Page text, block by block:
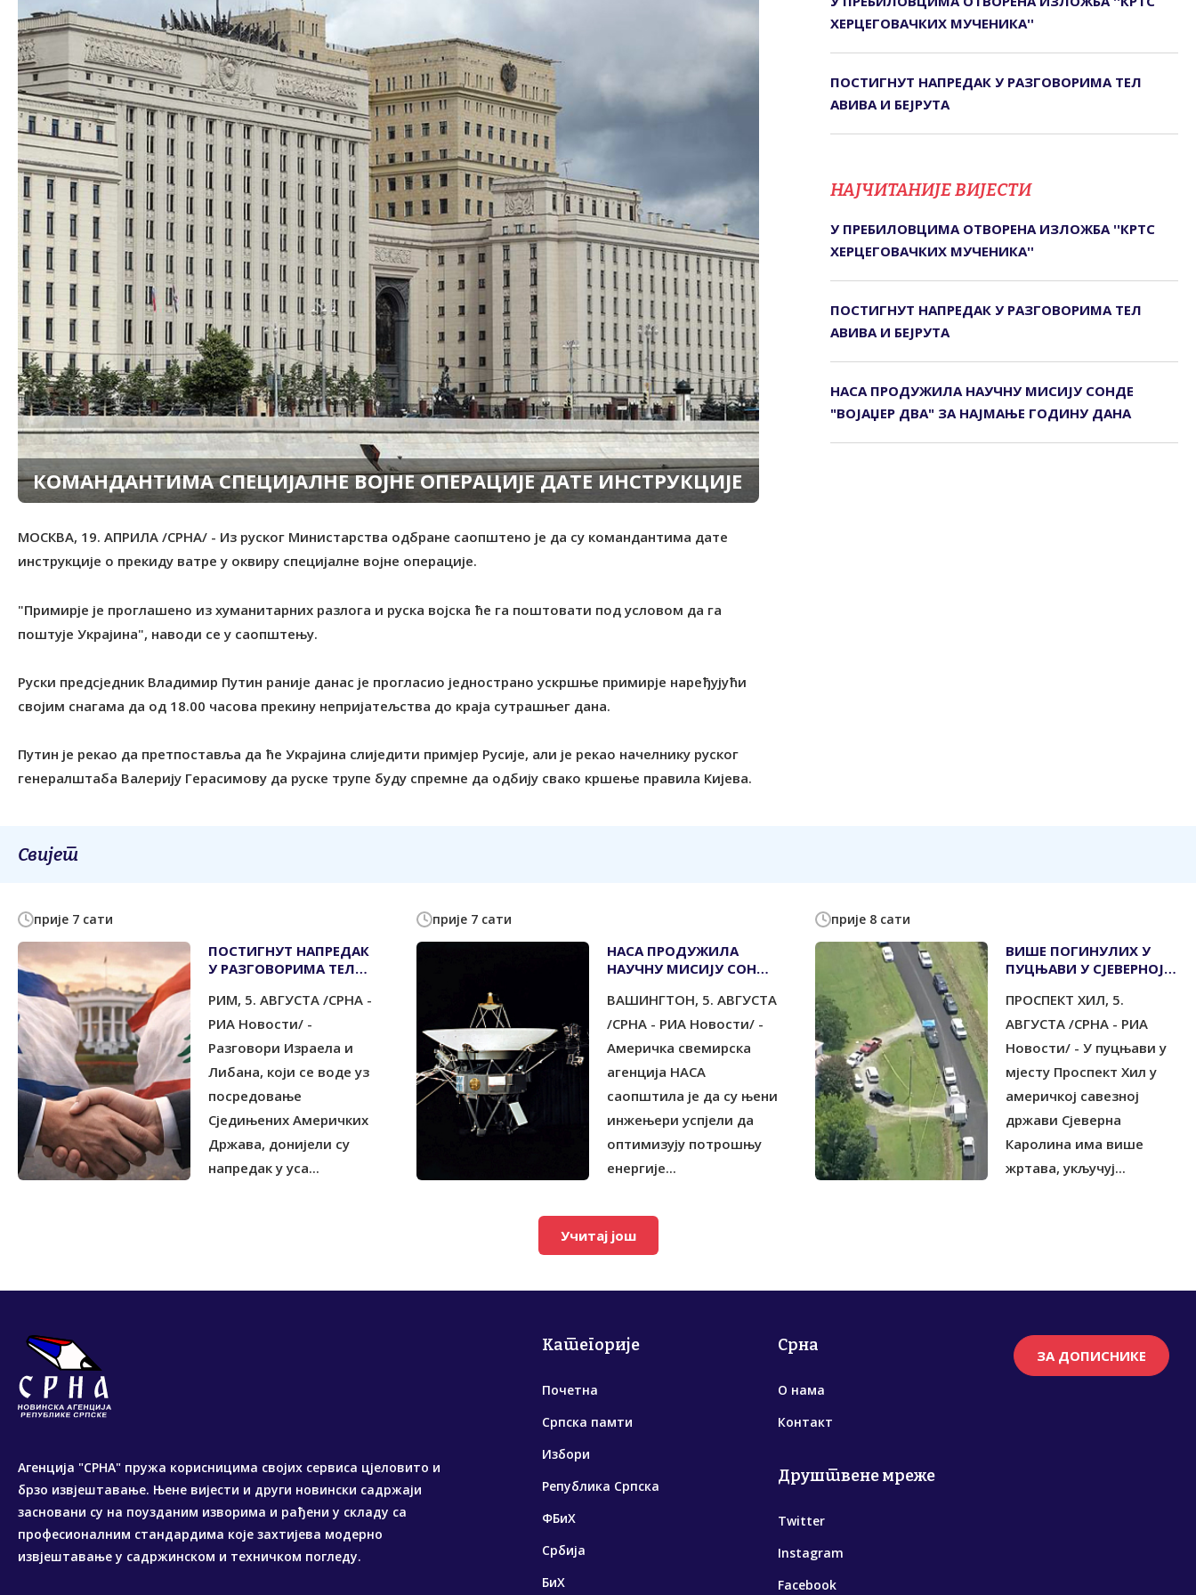
КОМАНДАНТИМА СПЕЦИЈАЛНЕ ВОЈНЕ ОПЕРАЦИЈЕ ДАТЕ ИНСТРУКЦИЈЕ
МОСКВА, 19. АПРИЛА /СРНА/ - Из руског Министарства одбране саопштено је да су командантима дате
инструкције о прекиду ватре у оквиру специјалне војне операције.
"Примирје је проглашено из хуманитарних разлога и руска војска ће га поштовати под условом да га
поштује Украјина", наводи се у саопштењу.
Руски предсједник Владимир Путин раније данас је прогласио једнострано ускршње примирје наређујући
својим снагама да од 18.00 часова прекину непријатељства до краја сутрашњег дана.
Путин је рекао да претпоставља да ће Украјина слиједити примјер Русије, али је рекао начелнику руског
генералштаба Валерију Герасимову да руске трупе буду спремне да одбију свако кршење правила Кијева.
ХЕРЦЕГОВАЧКИХ МУЧЕНИКА''
ПОСТИГНУТ НАПРЕДАК У РАЗГОВОРИМА ТЕЛ
АВИВА И БЕЈРУТА
НАЈЧИТАНИЈЕ ВИЈЕСТИ
У ПРЕБИЛОВЦИМА ОTВОРЕНА ИЗЛОЖБА ''КРTС
ХЕРЦЕГОВАЧКИХ МУЧЕНИКА''
ПОСТИГНУТ НАПРЕДАК У РАЗГОВОРИМА ТЕЛ
АВИВА И БЕЈРУТА
НАСА ПРОДУЖИЛА НАУЧНУ МИСИЈУ СОНДЕ
"ВОЈАЏЕР ДВА" ЗА НАЈМАЊЕ ГОДИНУ ДАНА
Свијет
прије 7 сати
ПОСТИГНУТ НАПРЕДАК
У РАЗГОВОРИМА ТЕЛ
РИМ, 5. АВГУСТА /СРНА -
РИА Новости/ -
Разговори Израела и
Либана, који се воде уз
посредовање
Сједињених Америчких
Држава, донијели су
напредак у уса...
прије 7 сати
НАСА ПРОДУЖИЛА
НАУЧНУ МИСИЈУ СОНДЕ
НАЈМАЊЕ ГОДИНУ ДАНА
ВАШИНГТОН, 5. АВГУСТА
/СРНА - РИА Новости/ -
Америчка свемирска
агенција НАСА
саопштила је да су њени
инжењери успјели да
оптимизују потрошњу
енергије...
прије 8 сати
ВИШЕ ПОГИНУЛИХ У
ПУЦЊАВИ У СЈЕВЕРНОЈ
ПРОСПЕКТ ХИЛ, 5.
АВГУСТА /СРНА - РИА
Новости/ - У пуцњави у
мјесту Проспект Хил у
америчкој савезној
држави Сјеверна
Каролина има више
жртава, укључуј...
Учитај још
Агенција "СРНА" пружа корисницима својих сервиса цјеловито и
брзо извјештавање. Њене вијести и други новински садржаји
засновани су на поузданим изворима и рађени у складу са
професионалним стандардима које захтијева модерно
извјештавање у садржинском и техничком погледу.
Категорије
Почетна
Српска памти
Избори
Република Српска
ФБиХ
Србија
БиХ
Срна
О нама
Контакт
Друштвене мреже
Twitter
Instagram
Facebook
ЗА ДОПИСНИКЕ